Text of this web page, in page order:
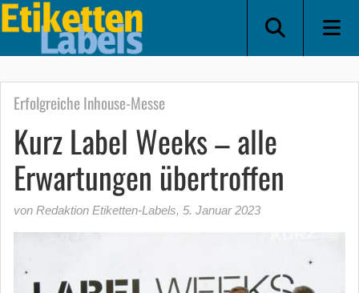
Erfolgreiche Inhouse-Messe
Kurz Label Weeks – alle
Erwartungen übertroffen
von Redaktion Etiketten-Labels, 5. Januar 2023